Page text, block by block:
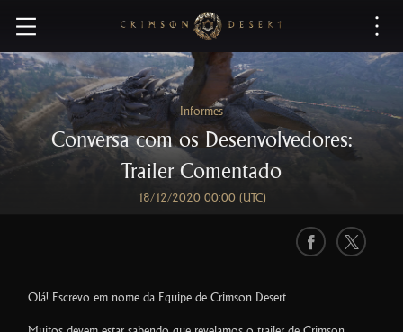
C
i
m
s
o
n
D
e
Informes
Conversa com os Desenvolvedores:
Trailer Comentado
18/12/2020 00:00 (UTC)
F
X
Olá! Escrevo em nome da Equipe de Crimson Desert.